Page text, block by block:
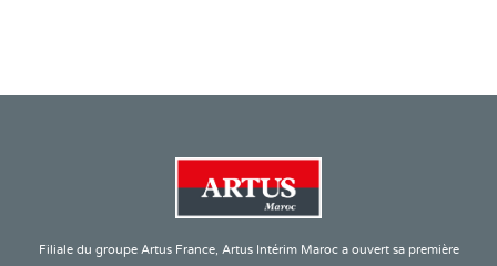
Filiale du groupe Artus France, Artus Intérim Maroc a ouvert sa première